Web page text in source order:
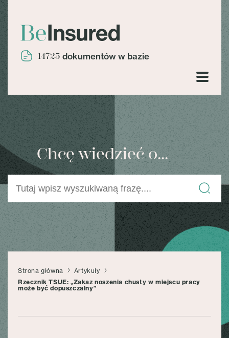
14725 dokumentów w bazie
Chcę wiedzieć o...
Strona główna
Artykuły
Rzecznik TSUE: „Zakaz noszenia chusty w miejscu pracy
może być dopuszczalny”